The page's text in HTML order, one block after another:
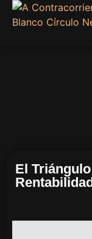
El